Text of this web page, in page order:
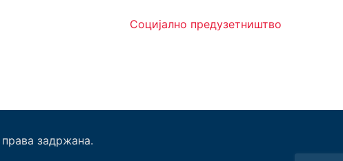
Социјално предузетништво
задржана.